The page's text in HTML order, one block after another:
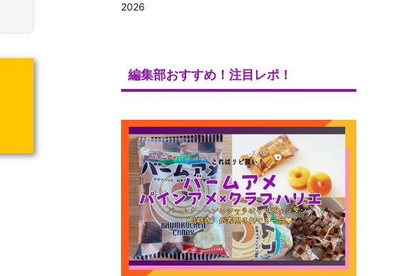
2026
編集部おすすめ！注目レポ！